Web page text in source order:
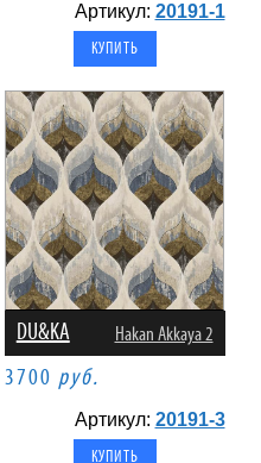
Артикул: 20191-1
DU&KA Hakan Akkaya 2
3700 руб.
Артикул: 20191-3